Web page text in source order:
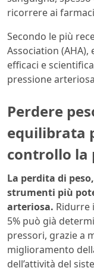
ricorrere ai
Secondo le più
Association
efficaci e
pressione
Perdere
equilibrata
controllo la
La perdita di
strumenti più
arteriosa. Ridurre
5% può già
pressori, grazie a
miglioramento
dell’attività del